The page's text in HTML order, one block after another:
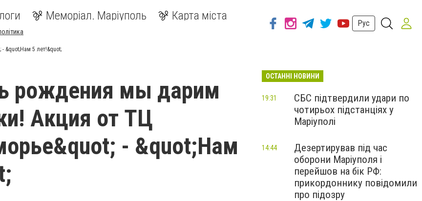
Меморіал. Маріуполь Карта міста
Рус
&quot;Нам 5 лет!&quot;
рождения мы дарим
Акция от ТЦ
- &quot;Нам
ОСТАННІ НОВИНИ
СБС підтвердили удари по
чотирьох підстанціях у
Маріуполі
19:31
Дезертирував під час
оборони Маріуполя і
перейшов на бік РФ:
прикордоннику повідомили
про підозру
14:44